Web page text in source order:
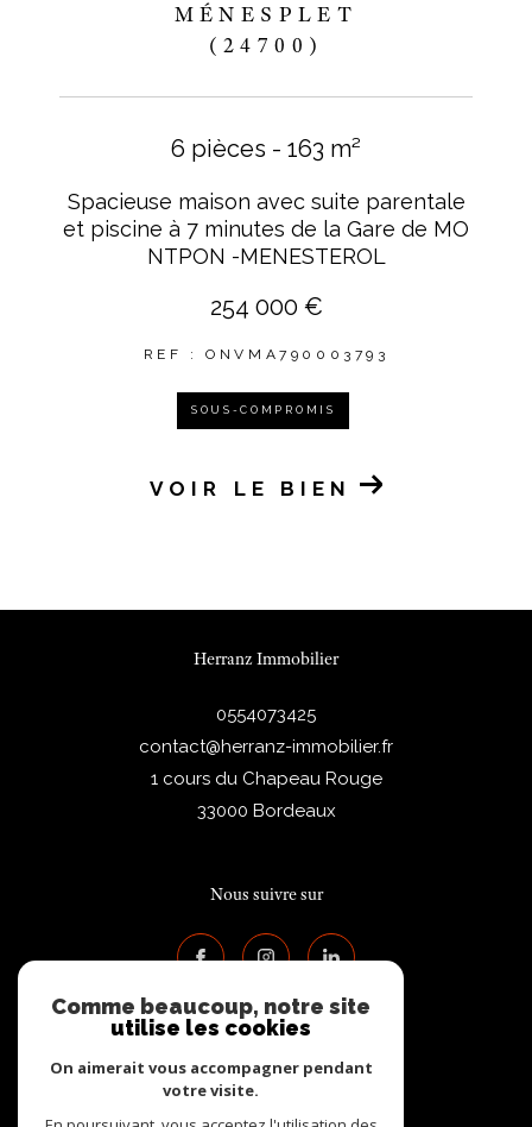
MÉNESPLET
(24700)
6 pièces - 163 m²
Spacieuse maison avec suite parentale
et piscine à 7 minutes de la Gare de MO
NTPON -MENESTEROL
254 000 €
REF : ONVMA790003793
SOUS-COMPROMIS
VOIR LE BIEN
Herranz Immobilier
0554073425
contact@herranz-immobilier.fr
1 cours du Chapeau Rouge
33000
Bordeaux
Nous suivre sur
Comme beaucoup, notre site
utilise les cookies
On aimerait vous accompagner pendant
votre visite.